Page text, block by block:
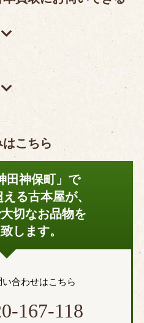
こちら
田神保町」で
る古本屋が、
切なお品物を
します。
合わせはこちら
167-118